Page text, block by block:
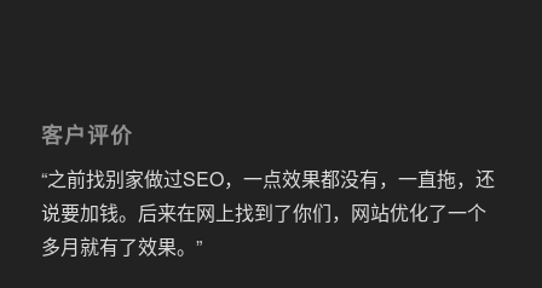
客户评价
“之前找别家做过SEO，一点效果都没有，一直拖，还
说要加钱。后来在网上找到了你们，网站优化了一个
多月就有了效果。”